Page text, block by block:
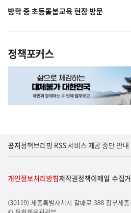
방학 중 초등돌봄교육 현장 방문
정책포커스
공지정책브리핑 RSS 서비스 제공 중단 안내
개인정보처리방침저작권정책이메일 수집
(30119) 세종특별자치시 갈매로 388 정부세